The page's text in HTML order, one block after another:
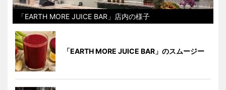
「EARTH MORE JUICE BAR」店内の様子
「EARTH MORE JUICE BAR」のスムージー